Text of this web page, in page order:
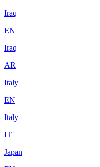
Iraq
EN
Iraq
AR
Italy
EN
Italy
IT
Japan